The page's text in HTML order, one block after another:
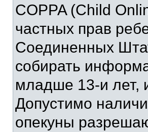
COPPA (Child
частных прав
Соединенных
собирать
младше 13-и лет,
Допустимо
опекуны